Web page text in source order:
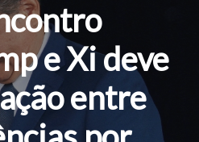
e Xi deve
entre